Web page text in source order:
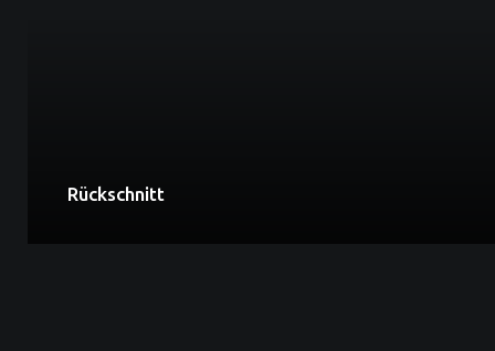
Rückschnitt